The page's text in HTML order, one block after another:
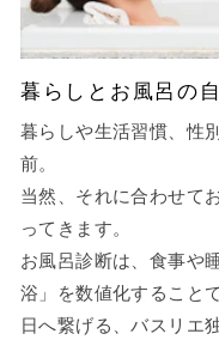
暮らしとお風呂の
暮らしや生活習慣、性
前。
当然、それに合わせて
ってきます。
お風呂診断は、食事や
浴」を数値化すること
日へ繋げる、バスリエ